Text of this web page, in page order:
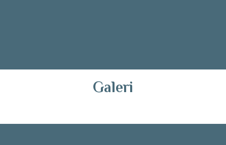
Galeri